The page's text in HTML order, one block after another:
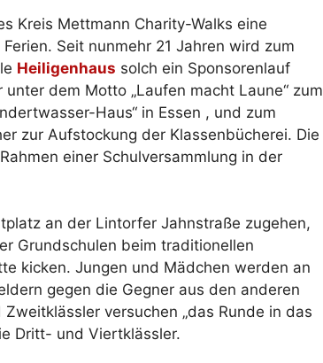
Kreis Mettmann Charity-Walks eine
Seit nunmehr 21 Jahren wird zum
Heiligenhaus solch ein Sponsorenlauf
dem Motto „Laufen macht Laune“ zum
Haus“ in Essen , und zum
zur Aufstockung der Klassenbücherei. Die
einer Schulversammlung in der
an der Lintorfer Jahnstraße zugehen,
Grundschulen beim traditionellen
kicken. Jungen und Mädchen werden an
gegen die Gegner aus den anderen
versuchen „das Runde in das
Dritt- und Viertklässler.